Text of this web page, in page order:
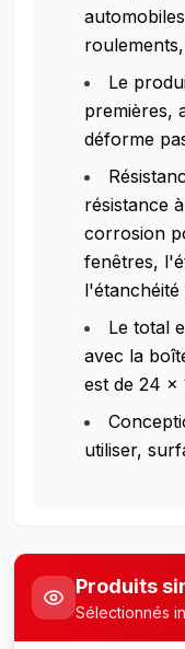
Le
premières,
déforme
résistance
corrosion
fenêtres,
l'étanchéité
Le total
avec la
est de 24 x
utiliser,
Produits
Sélectionnés